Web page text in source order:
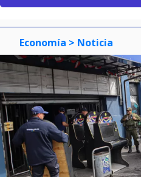
Economía > Noticia